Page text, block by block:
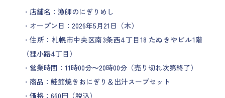
・店舗名：漁師のにぎりめし
・オープン日：2026年5月21日（木）
・住所：札幌市中央区南3条西4丁目18 たぬきやビル1階
（狸小路4丁目）
・営業時間：11時00分〜20時00分（売り切れ次第終了）
・商品：鮭節焼きおにぎり＆出汁スープセット
・価格：660円（税込）